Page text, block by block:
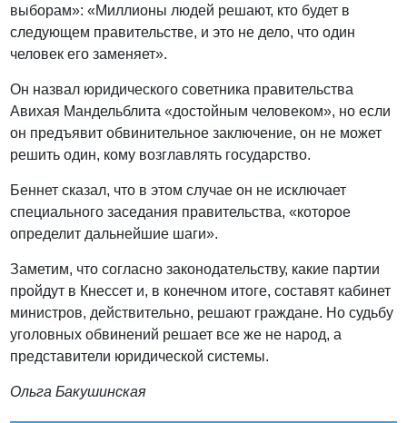
выборам»: «Миллионы людей решают, кто будет в
следующем правительстве, и это не дело, что один
человек его заменяет».
Он назвал юридического советника правительства
Авихая Мандельблита «достойным человеком», но если
он предъявит обвинительное заключение, он не может
решить один, кому возглавлять государство.
Беннет сказал, что в этом случае он не исключает
специального заседания правительства, «которое
определит дальнейшие шаги».
Заметим, что согласно законодательству, какие партии
пройдут в Кнессет и, в конечном итоге, составят кабинет
министров, действительно, решают граждане. Но судьбу
уголовных обвинений решает все же не народ, а
представители юридической системы.
Ольга Бакушинская